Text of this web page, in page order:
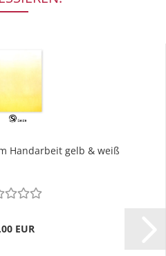
Handarbeit gelb & weiß
EUR